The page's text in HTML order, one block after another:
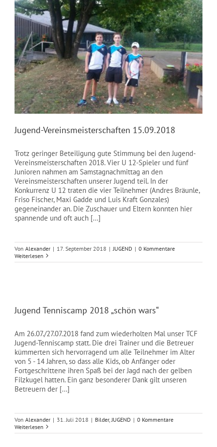
Jugend-Vereinsmeisterschaften 15.09.2018
Trotz geringer Beteiligung gute Stimmung bei den Jugend-
Vereinsmeisterschaften 2018. Vier U 12-Spieler und fünf
Junioren nahmen am Samstagnachmittag an den
Vereinsmeisterschaften unserer Jugend teil. In der
Konkurrenz U 12 traten die vier Teilnehmer (Andres Bräunle,
Friso Fischer, Maxi Gadde und Luis Kraft Gonzales)
gegeneinander an. Die Zuschauer und Eltern konnten hier
spannende und oft auch [...]
Von Alexander | 17. September 2018 | JUGEND | 0 Kommentare
Weiterlesen
Jugend Tenniscamp 2018 „schön wars“
Am 26.07./27.07.2018 fand zum wiederholten Mal unser TCF
Jugend-Tenniscamp statt. Die drei Trainer und die Betreuer
kümmerten sich hervorragend um alle Teilnehmer im Alter
von 5 - 14 Jahren, so dass alle Kids, ob Anfänger oder
Fortgeschrittene ihren Spaß bei der Jagd nach der gelben
Filzkugel hatten. Ein ganz besonderer Dank gilt unseren
Betreuern der [...]
Von Alexander | 31. Juli 2018 | Bilder, JUGEND | 0 Kommentare
Weiterlesen